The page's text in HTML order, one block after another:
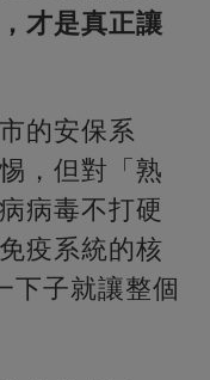
才是真正讓
的安保系
，但對「熟
病毒不打硬
疫系統的核
子就讓整個